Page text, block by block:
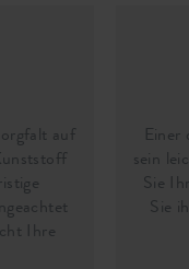
auf
Ihre
sein
Sie
Sie